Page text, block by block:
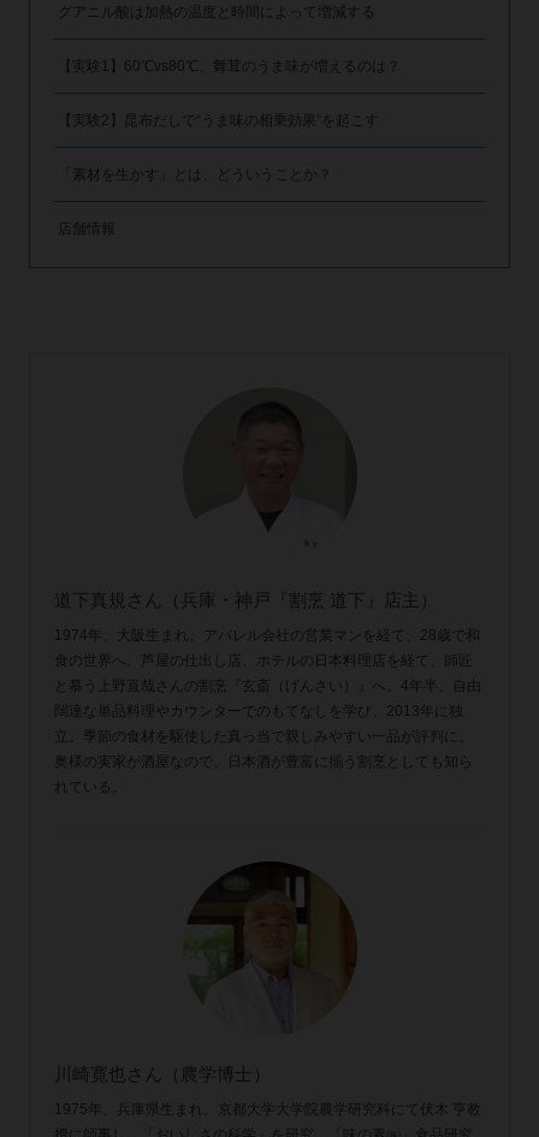
グアニル酸は加熱の温度と時間によって増減する
【実験1】60℃vs80℃、舞茸のうま味が増えるのは？
【実験2】昆布だしで“うま味の相乗効果”を起こす
「素材を生かす」とは、どういうことか？
店舗情報
道下真規さん（兵庫・神戸『割烹 道下』店主）
1974年、大阪生まれ。アパレル会社の営業マンを経て、28歳で和
食の世界へ。芦屋の仕出し店、ホテルの日本料理店を経て、師匠
と慕う上野直哉さんの割烹『玄斎（げんさい）』へ。4年半、自由
闊達な単品料理やカウンターでのもてなしを学び、2013年に独
立。季節の食材を駆使した真っ当で親しみやすい一品が評判に。
奥様の実家が酒屋なので、日本酒が豊富に揃う割烹としても知ら
れている。
川崎寛也さん（農学博士）
1975年、兵庫県生まれ。京都大学大学院農学研究科にて伏木 亨教